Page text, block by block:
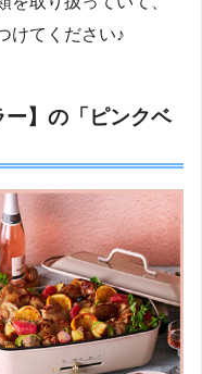
けてください♪
】の「ピンクベ